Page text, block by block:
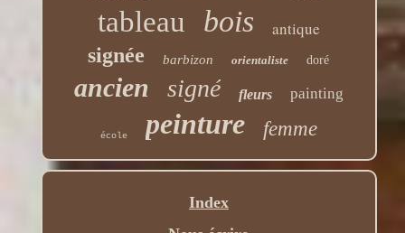
tableau bois antique
signée barbizon orientaliste doré
ancien signé fleurs painting
école peinture femme
Index